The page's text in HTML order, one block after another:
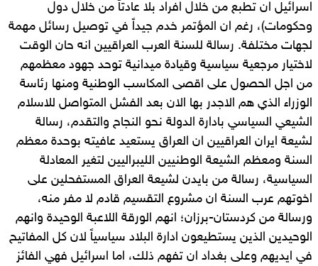
اسرائيل ان تطبع من خلال افراد بلا عادتاً من خلال دول
وحكومات)، رغم ان المؤتمر خدم جيداً في توصيل رسائل مهمة
لجهات مختلفة. رسالة للسنة العرب العراقيين انه حان الوقت
لاختيار مرجعية سياسية وقيادة ميدانية توحد جهود معظمهم
من اجل الحصول على اقصى المكاسب الوطنية ومنها رئاسة
الوزراء الذي هم الاجدر بها الان بعد الفشل المتواصل للاسلام
الشيعي السياسي بادارة الدولة نحو النجاح والتقدم، رسالة
لشيعة ايران العراقيين ان العراق يستعيد عافيته بوحدة معظم
السنة ومعظم الشيعة الوطنيين الليبراليين لتغير المعادلة
السياسية، رسالة من بايدن لشيعة العراق المستفحلين على
اخوتهم عرب السنة ان مشروع التقسيم قادم لا مفر منه،
ورسالة من كردستان-برزان؛ انهم الورقة اللاعبة الوحيدة وانهم
الوحيدين الذين يستطيعون ادارة البلاد سياسياً لان كل المفاتيح
في ايديهم وعلى بغداد ان تفهم ذلك، اما اسرائيل فهي الفائز